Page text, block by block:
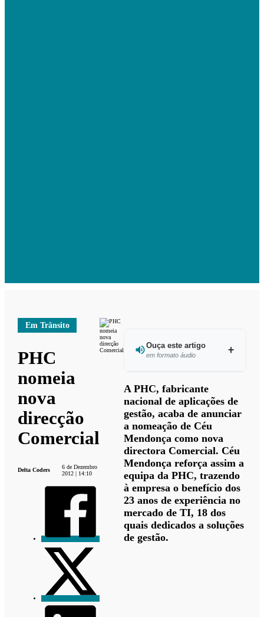
Em Trânsito
PHC
nomeia
nova
direcção
Comercial
Delta Coders
6 de Dezembro
2012 | 14:10
Ouça este artigo
em formato áudio
Ouvir
este
artigo
A PHC, fabricante
nacional de aplicações de
gestão, acaba de anunciar
a nomeação de Céu
Mendonça como nova
directora Comercial. Céu
Mendonça reforça assim a
equipa da PHC, trazendo
à empresa o benefício dos
23 anos de experiência no
mercado de TI, 18 dos
quais dedicados a soluções
de gestão.